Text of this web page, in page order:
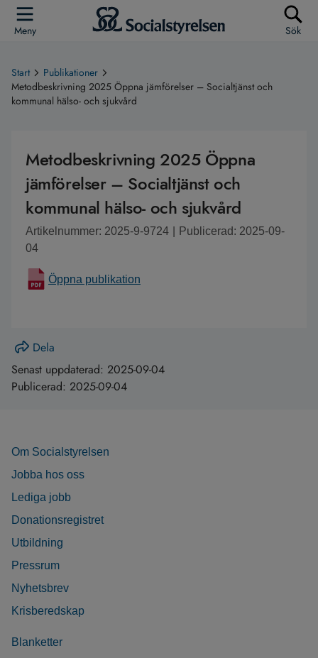
Meny Sök
Start
Publikationer
Metodbeskrivning 2025 Öppna jämförelser – Socialtjänst och
kommunal hälso- och sjukvård
Metodbeskrivning 2025 Öppna
jämförelser – Socialtjänst och
kommunal hälso- och sjukvård
Artikelnummer: 2025-9-9724
Publicerad: 2025-09-
04
Öppna publikation
Dela
Senast uppdaterad: 2025-09-04
Publicerad: 2025-09-04
Om Socialstyrelsen
Jobba hos oss
Lediga jobb
Donationsregistret
Utbildning
Pressrum
Nyhetsbrev
Krisberedskap
Blanketter